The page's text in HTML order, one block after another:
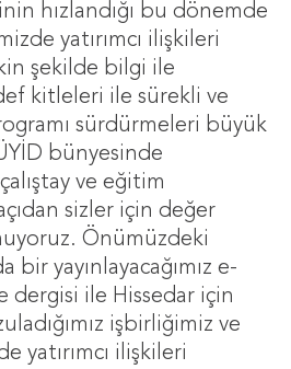
hızlandığı bu dönemde
yatırımcı ilişkileri
şekilde bilgi ile
kitleleri ile sürekli ve
sürdürmeleri büyük
bünyesinde
ve eğitim
sizler için değer
Önümüzdeki
yayınlayacağımız e-
ile Hissedar için
işbirliğimiz ve
yatırımcı ilişkileri